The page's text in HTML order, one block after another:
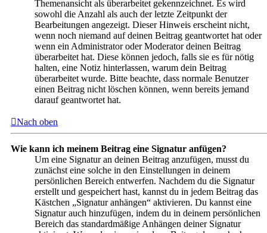
Themenansicht als überarbeitet gekennzeichnet. Es wird
sowohl die Anzahl als auch der letzte Zeitpunkt der
Bearbeitungen angezeigt. Dieser Hinweis erscheint nicht,
wenn noch niemand auf deinen Beitrag geantwortet hat oder
wenn ein Administrator oder Moderator deinen Beitrag
überarbeitet hat. Diese können jedoch, falls sie es für nötig
halten, eine Notiz hinterlassen, warum dein Beitrag
überarbeitet wurde. Bitte beachte, dass normale Benutzer
einen Beitrag nicht löschen können, wenn bereits jemand
darauf geantwortet hat.
Nach oben
Wie kann ich meinem Beitrag eine Signatur anfügen?
Um eine Signatur an deinen Beitrag anzufügen, musst du
zunächst eine solche in den Einstellungen in deinem
persönlichen Bereich entwerfen. Nachdem du die Signatur
erstellt und gespeichert hast, kannst du in jedem Beitrag das
Kästchen „Signatur anhängen“ aktivieren. Du kannst eine
Signatur auch hinzufügen, indem du in deinem persönlichen
Bereich das standardmäßige Anhängen deiner Signatur